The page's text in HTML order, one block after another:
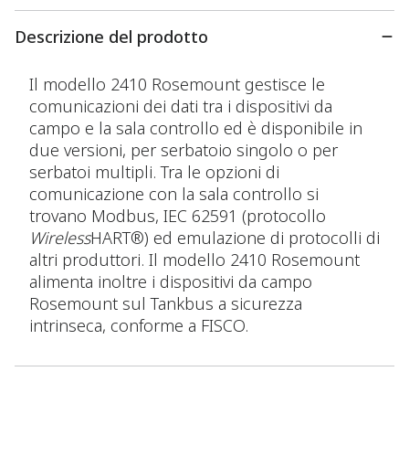
Descrizione del prodotto
Il modello 2410 Rosemount gestisce le
comunicazioni dei dati tra i dispositivi da
campo e la sala controllo ed è disponibile in
due versioni, per serbatoio singolo o per
serbatoi multipli. Tra le opzioni di
comunicazione con la sala controllo si
trovano Modbus, IEC 62591 (protocollo
WirelessHART®) ed emulazione di protocolli di
altri produttori. Il modello 2410 Rosemount
alimenta inoltre i dispositivi da campo
Rosemount sul Tankbus a sicurezza
intrinseca, conforme a FISCO.